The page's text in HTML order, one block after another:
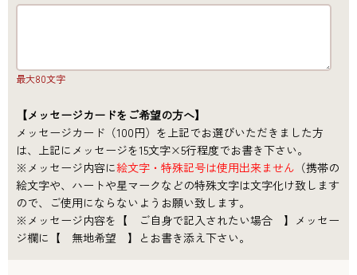
最大80文字
【メッセージカードをご希望の方へ】
メッセージカード（100円）を上記でお選びいただきました方
は、上記にメッセージを15文字×5行程度でお書き下さい。
※メッセージ内容に絵文字・特殊記号は使用出来ません （携帯の
絵文字や、ハートや星マークなどの特殊文字は文字化け致します
ので、ご使用にならないようお願い致します。
※メッセージ内容を【 ご自身で記入されたい場合 】メッセー
ジ欄に【 無地希望 】とお書き添え下さい。